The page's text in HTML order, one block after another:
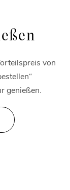
von
genießen.